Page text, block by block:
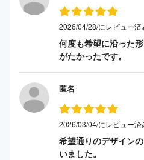
2026/04/28/にレビュー済
何度も希望に沿った
がたかったです。
匿名
2026/03/04/にレビュー済
希望通りのデザイン
いました。